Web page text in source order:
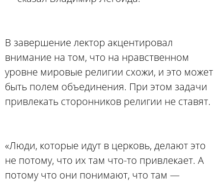
В завершение лектор акцентировал
внимание на том, что на нравственном
уровне мировые религии схожи, и это может
быть полем объединения. При этом задачи
привлекать сторонников религии не ставят.
«Люди, которые идут в церковь, делают это
не потому, что их там что-то привлекает. А
потому что они понимают, что там —